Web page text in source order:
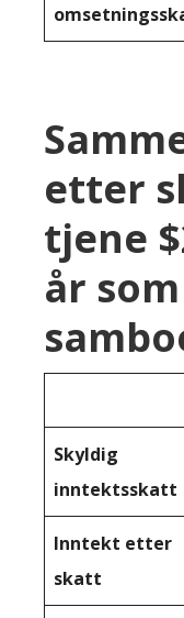
etter
tjene
år
Skyldig
inntektsskatt
Inntekt etter
skatt